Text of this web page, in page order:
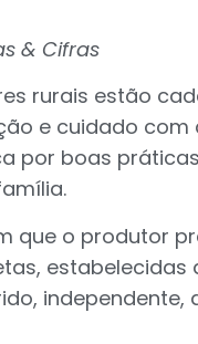
& Cifras
rurais estão
e cuidado com
por boas
que o produtor
estabelecidas
independente,